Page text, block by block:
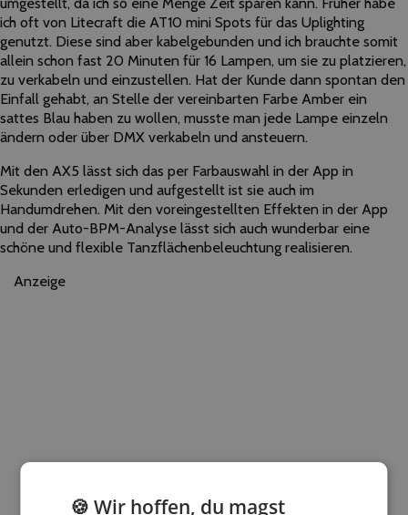
ich oft von Litecraft die AT10 mini Spots für das Uplighting
genutzt. Diese sind aber kabelgebunden und ich brauchte somit
allein schon fast 20 Minuten für 16 Lampen, um sie zu platzieren,
zu verkabeln und einzustellen. Hat der Kunde dann spontan den
Einfall gehabt, an Stelle der vereinbarten Farbe Amber ein
sattes Blau haben zu wollen, musste man jede Lampe einzeln
ändern oder über DMX verkabeln und ansteuern.
Mit den AX5 lässt sich das per Farbauswahl in der App in
Sekunden erledigen und aufgestellt ist sie auch im
Handumdrehen. Mit den voreingestellten Effekten in der App
und der Auto-BPM-Analyse lässt sich auch wunderbar eine
schöne und flexible Tanzflächenbeleuchtung realisieren.
Anzeige
🍪 Wir hoffen, du magst